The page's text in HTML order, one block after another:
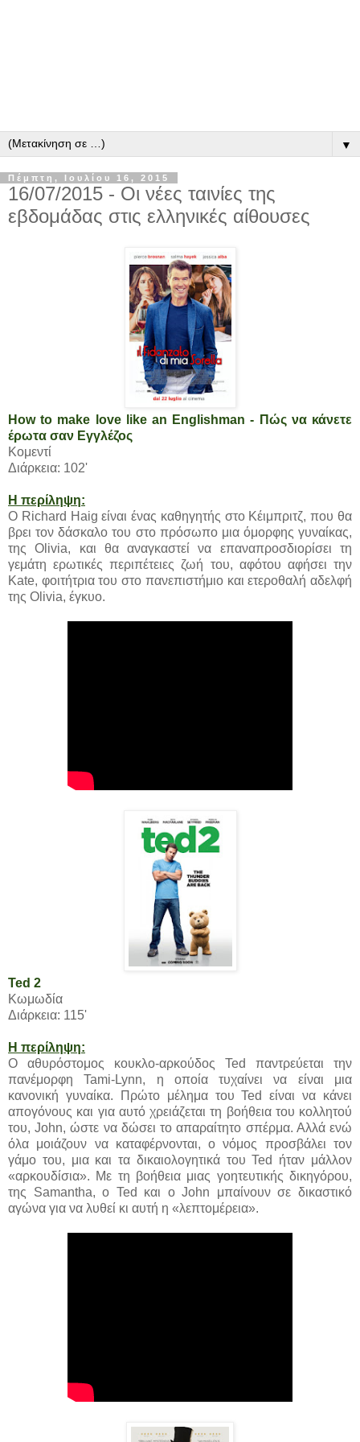
▼
Πέμπτη, Ιουλίου 16, 2015
16/07/2015 - Οι νέες ταινίες της
εβδομάδας στις ελληνικές αίθουσες
How to make love like an Englishman - Πώς να κάνετε
έρωτα σαν Εγγλέζος
Κομεντί
Διάρκεια: 102'
Η περίληψη:
Ο Richard Haig είναι ένας καθηγητής στο Κέιμπριτζ, που θα
βρει τον δάσκαλο του στο πρόσωπο μια όμορφης γυναίκας,
της Olivia, και θα αναγκαστεί να επαναπροσδιορίσει τη
γεμάτη ερωτικές περιπέτειες ζωή του, αφότου αφήσει την
Kate, φοιτήτρια του στο πανεπιστήμιο και ετεροθαλή αδελφή
της Olivia, έγκυο.
Ted 2
Κωμωδία
Διάρκεια: 115'
Η περίληψη:
Ο αθυρόστομος κουκλο-αρκούδος Ted παντρεύεται την
πανέμορφη Tami-Lynn, η οποία τυχαίνει να είναι μια
κανονική γυναίκα. Πρώτο μέλημα του Ted είναι να κάνει
απογόνους και για αυτό χρειάζεται τη βοήθεια του κολλητού
του, John, ώστε να δώσει το απαραίτητο σπέρμα. Αλλά ενώ
όλα μοιάζουν να καταφέρνονται, ο νόμος προσβάλει τον
γάμο του, μια και τα δικαιολογητικά του Ted ήταν μάλλον
«αρκουδίσια». Με τη βοήθεια μιας γοητευτικής δικηγόρου,
της Samantha, ο Ted και ο John μπαίνουν σε δικαστικό
αγώνα για να λυθεί κι αυτή η «λεπτομέρεια».